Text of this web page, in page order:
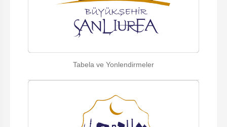
Tabela ve Yonlendirmeler